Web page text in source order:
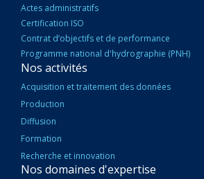
Actes administratifs
Certification ISO
Contrat d’objectifs et de performance
Programme national d'hydrographie (PNH)
Nos activités
Acquisition et traitement des données
Production
Diffusion
Formation
Recherche et innovation
Nos domaines d'expertise